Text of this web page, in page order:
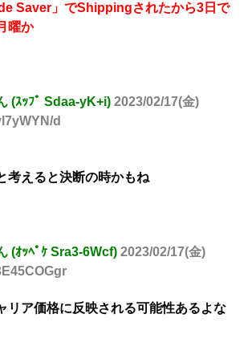
Saver」でShippingされたから3日で
曜か
(ｽｯﾌﾟ Sdaa-yK+i) 2023/02/17(金)
d
考えると決断の時かもね
(ｵｯﾍﾟｹ Sra3-6Wcf) 2023/02/17(金)
リア価格に反映される可能性あるよな